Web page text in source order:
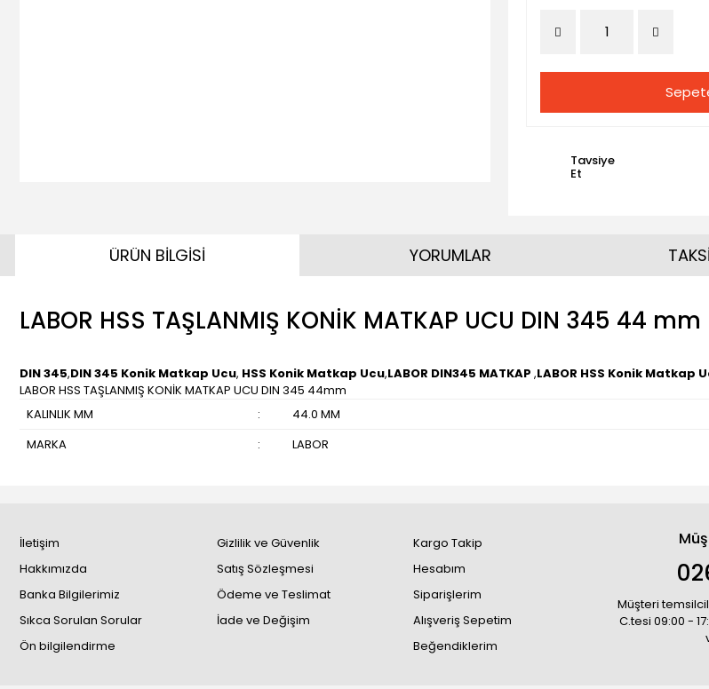
Tavsiye
Et
ÜRÜN BİLGİSİ
LABOR HSS TAŞLANMIŞ KONİK MATKAP UCU DIN 345 44 mm
DIN 345,DIN 345 Konik Matkap Ucu, HSS Konik Matkap Ucu,LABOR DIN345 MATKAP ,LABOR HSS Konik Matkap
LABOR HSS TAŞLANMIŞ KONİK MATKAP UCU DIN 345 44mm
KALINLIK MM
:
44.0 MM
MARKA
: LABOR
YORUMLAR
İletişim
Hakkımızda
Banka Bilgilerimiz
Sıkca Sorulan Sorular
Ön bilgilendirme
Gizlilik ve Güvenlik
Satış Sözleşmesi
Ödeme ve Teslimat
İade ve Değişim
Kargo Takip
Hesabım
Siparişlerim
Alışveriş Sepetim
Beğendiklerim
Müşteri
C.tesi 09:00 -